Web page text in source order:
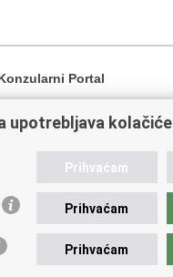
Portal
Twitteru
Hrvatska
7-8, 10000 Zagreb
upotrebljava kolačiće
Prihvaćam
Prihvaćam
Prihvaćam